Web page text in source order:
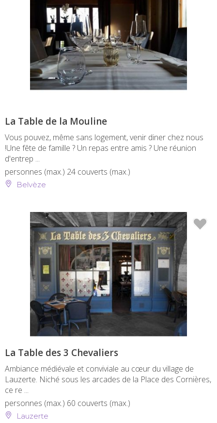
La Table de la Mouline
Vous pouvez, même sans logement, venir diner chez nous
!Une fête de famille ? Un repas entre amis ? Une réunion
d'entrep ...
personnes (max.) 24 couverts (max.)
Belvèze
La Table des 3 Chevaliers
Ambiance médiévale et conviviale au cœur du village de
Lauzerte. Niché sous les arcades de la Place des Cornières,
ce re ...
personnes (max.) 60 couverts (max.)
Lauzerte